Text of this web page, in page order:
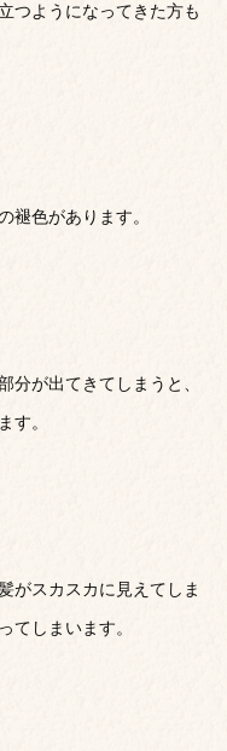
つようになってきた方も
褪色があります。
分が出てきてしまうと、
す。
がスカスカに見えてしま
てしまいます。